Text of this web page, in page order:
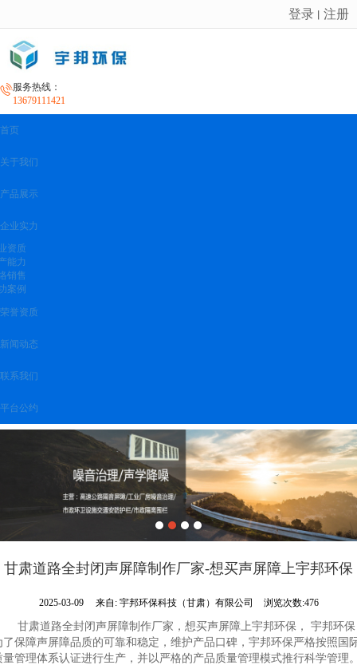
很遗憾，因您的浏览器版本过低导致无法获得最佳浏览体验，推荐下载安装谷歌浏览器！
登录 丨 注册
服务热线：
13679111421
首页
关于我们
产品展示
企业实力
资质
能力
销售
案例
荣誉资质
新闻动态
联系我们
平台公约
甘肃道路全封闭声屏障制作厂家-想买声屏障上宇邦环保
2025-03-09 来自: 宇邦环保科技（甘肃）有限公司 浏览次数:476
甘肃道路全封闭声屏障制作厂家，想买声屏障上宇邦环保， 宇邦环保
了保障声屏障品质的可靠和稳定，维护产品口碑，宇邦环保严格按照国
量管理体系认证进行生产，并以严格的产品质量管理模式推行科学管理